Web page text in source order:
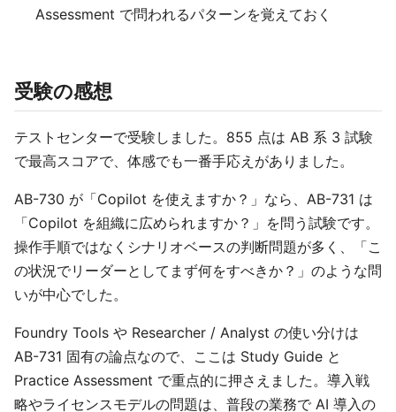
Assessment で問われるパターンを覚えておく
受験の感想
テストセンターで受験しました。855 点は AB 系 3 試験
で最高スコアで、体感でも一番手応えがありました。
AB-730 が「Copilot を使えますか？」なら、AB-731 は
「Copilot を組織に広められますか？」を問う試験です。
操作手順ではなくシナリオベースの判断問題が多く、「こ
の状況でリーダーとしてまず何をすべきか？」のような問
いが中心でした。
Foundry Tools や Researcher / Analyst の使い分けは
AB-731 固有の論点なので、ここは Study Guide と
Practice Assessment で重点的に押さえました。導入戦
略やライセンスモデルの問題は、普段の業務で AI 導入の